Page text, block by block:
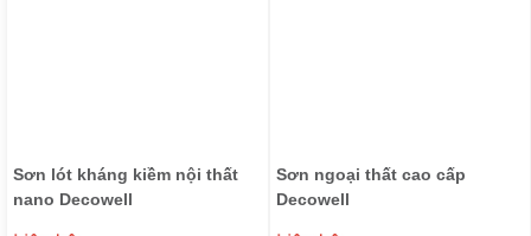
Sơn lót kháng kiềm nội thất
nano Decowell
Sơn ngoại thất cao cấp
Decowell